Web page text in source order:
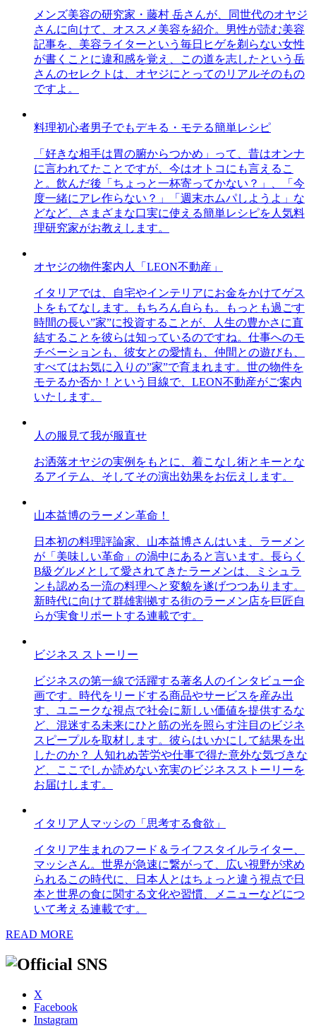
メンズ美容の研究家・藤村 岳さんが、同世代のオヤジ
さんに向けて、オススメ美容を紹介。男性が読む美容
記事を、美容ライターという毎日ヒゲを剃らない女性
が書くことに違和感を覚え、この道を志したという岳
さんのセレクトは、オヤジにとってのリアルそのもの
ですよ。
料理初心者男子でもデキる・モテる簡単レシピ
「好きな相手は胃の腑からつかめ」って、昔はオンナ
に言われてたことですが、今はオトコにも言えるこ
と。飲んだ後「ちょっと一杯寄ってかない？」、「今
度一緒にアレ作らない？」「週末ホムパしようよ」な
どなど、さまざまな口実に使える簡単レシピを人気料
理研究家がお教えします。
オヤジの物件案内人「LEON不動産」
イタリアでは、自宅やインテリアにお金をかけてゲス
トをもてなします。もちろん自らも。もっとも過ごす
時間の長い”家”に投資することが、人生の豊かさに直
結することを彼らは知っているのですね。仕事へのモ
チベーションも、彼女との愛情も、仲間との遊びも、
すべてはお気に入りの”家”で育まれます。世の物件を
モテるか否か！という目線で、LEON不動産がご案内
いたします。
人の服見て我が服直せ
お洒落オヤジの実例をもとに、着こなし術とキーとな
るアイテム、そしてその演出効果をお伝えします。
山本益博のラーメン革命！
日本初の料理評論家、山本益博さんはいま、ラーメン
が「美味しい革命」の渦中にあると言います。長らく
B級グルメとして愛されてきたラーメンは、ミシュラ
ンも認める一流の料理へと変貌を遂げつつあります。
新時代に向けて群雄割拠する街のラーメン店を巨匠自
らが実食リポートする連載です。
ビジネス ストーリー
ビジネスの第一線で活躍する著名人のインタビュー企
画です。時代をリードする商品やサービスを産み出
す、ユニークな視点で社会に新しい価値を提供するな
ど、混迷する未来にひと筋の光を照らす注目のビジネ
スピープルを取材します。彼らはいかにして結果を出
したのか？ 人知れぬ苦労や仕事で得た意外な気づきな
ど、ここでしか読めない充実のビジネスストーリーを
お届けします。
イタリア人マッシの「思考する食欲」
イタリア生まれのフード＆ライフスタイルライター、
マッシさん。世界が急速に繋がって、広い視野が求め
られるこの時代に、日本人とはちょっと違う視点で日
本と世界の食に関する文化や習慣、メニューなどにつ
いて考える連載です。
READ MORE
X
Facebook
Instagram